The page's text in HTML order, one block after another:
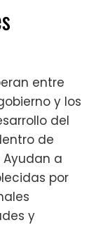
entre
y los
del
de
a
por
y